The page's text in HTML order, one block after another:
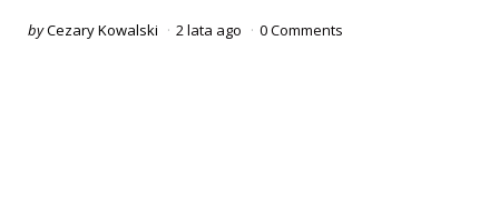
Posted
byCezary Kowalski 2 lata ago 0Comments